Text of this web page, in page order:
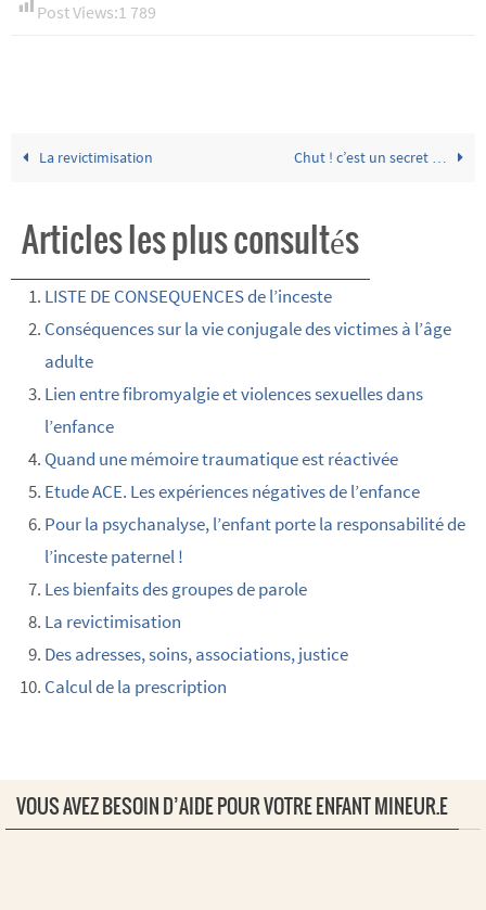
Post Views:1 789
La revictimisation Chut ! c’est un secret …
Articles les plus consultés
LISTE DE CONSEQUENCES de l’inceste
Conséquences sur la vie conjugale des victimes à l’âge
adulte
Lien entre fibromyalgie et violences sexuelles dans
l’enfance
Quand une mémoire traumatique est réactivée
Etude ACE. Les expériences négatives de l’enfance
Pour la psychanalyse, l’enfant porte la responsabilité de
l’inceste paternel !
Les bienfaits des groupes de parole
La revictimisation
Des adresses, soins, associations, justice
Calcul de la prescription
VOUS AVEZ BESOIN D’AIDE POUR VOTRE ENFANT MINEUR.E